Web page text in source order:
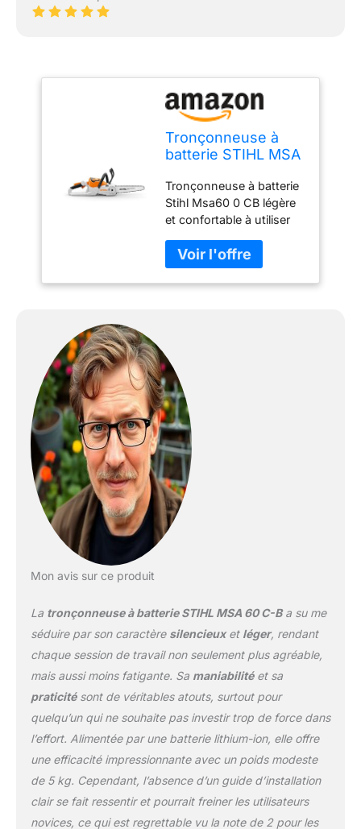
Tronçonneuse à
batterie STIHL MSA
Tronçonneuse à batterie
Stihl Msa60 0 CB légère
et confortable à utiliser
occasionnel du jardin et
les travaux faciles
Marque: STIHL Type de
Mon avis sur ce produit
La tronçonneuse à batterie STIHL MSA 60 C-Ba su me
séduire par son caractère silencieuxet léger, rendant
chaque session de travail non seulement plus agréable,
mais aussi moins fatigante. Sa maniabilitéet sa
praticitésont de véritables atouts, surtout pour
quelqu’un qui ne souhaite pas investir trop de force dans
l’effort. Alimentée par une batterie lithium-ion, elle offre
une efficacité impressionnante avec un poids modeste
de 5 kg. Cependant, l’absence d’un guide d’installation
clair se fait ressentir et pourrait freiner les utilisateurs
novices, ce qui est regrettable vu la note de 2 pour les